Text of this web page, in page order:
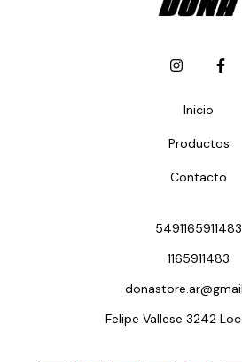
Inicio
Productos
Contacto
5491165911483
1165911483
Felipe Vallese 3242